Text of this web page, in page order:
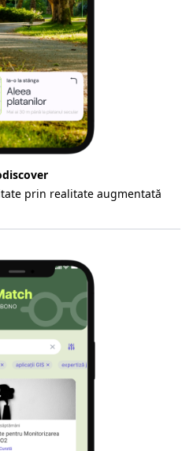
prin realitate augmentată